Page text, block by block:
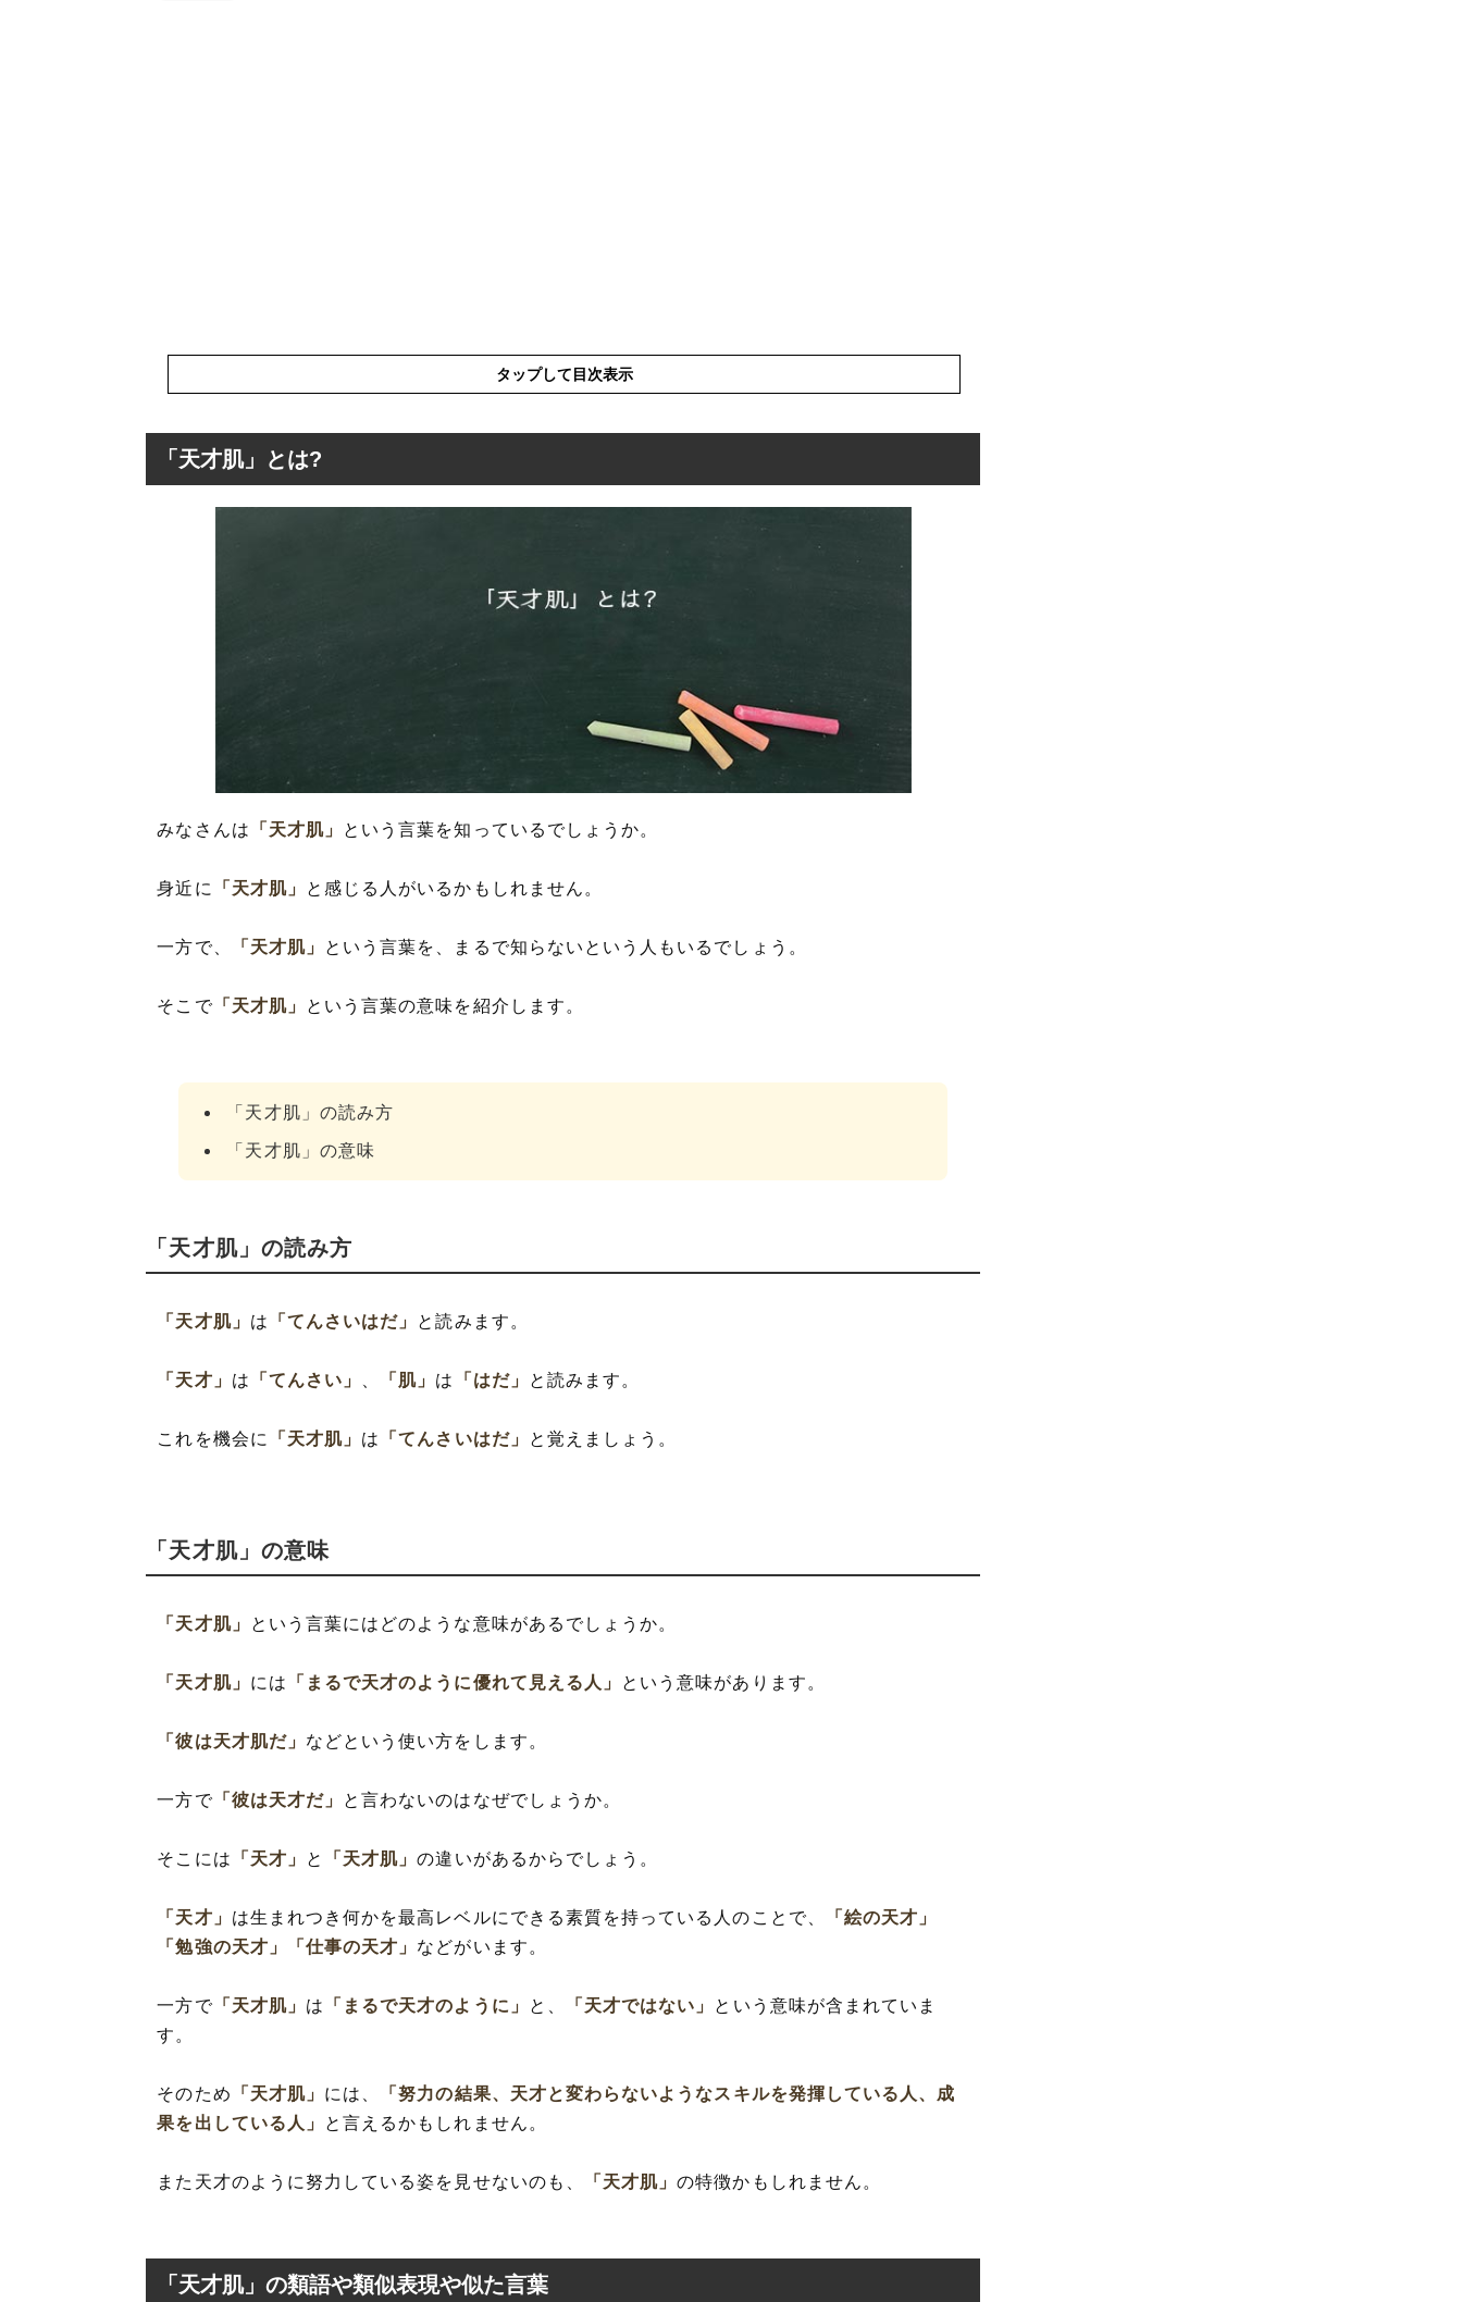
タップして目次表示
「天才肌」を使った例文や短文など
「天才肌」とは?
みなさんは 「天才肌」 という言葉を知っているでしょうか。
身近に 「天才肌」 と感じる人がいるかもしれません。
一方で、 「天才肌」 という言葉を、まるで知らないという人もいるでしょう。
そこで「天才肌」 という言葉の意味を紹介します。
「天才肌」の読み方
「天才肌」の意味
「天才肌」の読み方
「天才肌」 は 「てんさいはだ」 と読みます。
「天才」 は 「てんさい」 「肌」 は 「はだ」 と読みます。
これを機会に 「天才肌」 は 「てんさいはだ」 と覚えましょう。
「天才肌」の意味
「天才肌」 という言葉にはどのような意味があるでしょうか。
「天才肌」 には 「まるで天才のように優れて見える人」 という意味があります。
「彼は天才肌だ」 などという使い方をします。
一方で「彼は天才だ」 と言わないのはなぜでしょうか。
そこには 「天才」 と 「天才肌」の違いがあるからでしょう。
「天才」 は生まれつき何かを最高レベルにできる素質を持っている人のことで、
「絵の天才」
「勉強の天才」
「仕事の天才」 などがいます。
一方で「天才肌」 は 「まるで天才のように」 と、 「天才ではない」 という意味が含まれていま
す。
そのため 「天才肌」 には、
「努力の結果、天才と変わらないようなスキルを発揮している人、成
果を出している人」
と言えるかもしれません。
また天才のように努力している姿を見せないのも、 「天才肌」の特徴かもしれません。
「天才肌」の類語や類似表現や似た言葉